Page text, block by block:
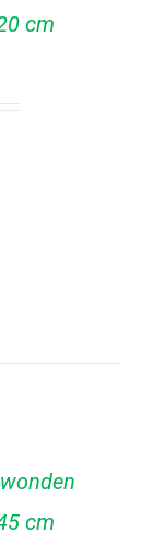
cm
cm